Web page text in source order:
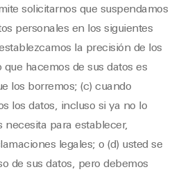
solicitarnos que suspendamos
personales en los siguientes
la precisión de los
hacemos de sus datos es
los borremos; (c) cuando
los datos, incluso si ya no lo
necesita para establecer,
legales; o (d) usted se
de sus datos, pero debemos